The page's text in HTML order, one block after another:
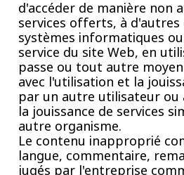
d'accéder de manière non
services offerts, à d'autres
systèmes informatiques
service du site Web, en
passe ou tout autre
avec l'utilisation et la
par un autre utilisateur ou
la jouissance de services
autre organisme.
Le contenu inapproprié
langue, commentaire,
jugés par l'entreprise